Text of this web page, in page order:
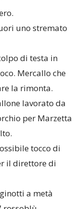
uno stremato
di testa in
Mercallo che
la rimonta.
lavorato da
per Marzetta
tocco di
il direttore di
rossoblù.
si avventa su